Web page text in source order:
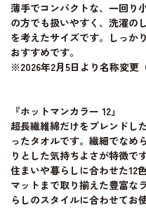
薄手でコンパクトな、一回り
の方でも扱いやすく、洗濯の
を考えたサイズです。しっか
おすすめです。
※2026年2月5日より名称変更
『ホットマンカラー 12』
超長繊維綿だけをブレンドし
ったタオルです。繊細でなめ
りとした気持ちよさが特徴です
住まいや暮らしに合わせた12
マットまで取り揃えた豊富な
らしのスタイルに合わせてお